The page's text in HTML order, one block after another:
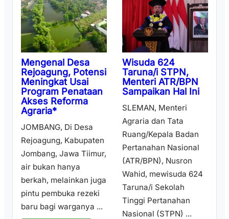
Mengenal Desa
Rejoagung, Potensi
Meningkat Usai
Program Penataan
Akses Reforma
Agraria*
JOMBANG, Di Desa
Rejoagung, Kabupaten
Jombang, Jawa Tiimur,
air bukan hanya
berkah, melainkan juga
pintu pembuka rezeki
baru bagi warganya ...
Wisuda 624
Taruna/i STPN,
Menteri ATR/BPN
Sampaikan Hal Ini
SLEMAN, Menteri
Agraria dan Tata
Ruang/Kepala Badan
Pertanahan Nasional
(ATR/BPN), Nusron
Wahid, mewisuda 624
Taruna/i Sekolah
Tinggi Pertanahan
Nasional (STPN) ...